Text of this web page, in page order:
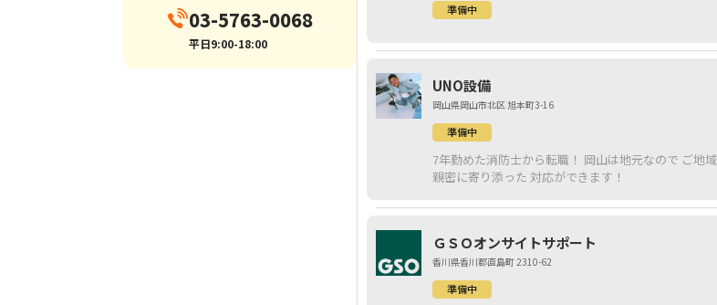
03-5763-0068
平日9:00-18:00
準備中
UNO設備
岡山県岡山市北区 旭本町3-16
準備中
7年勤めた消防士から転職！ 岡山は地元なので ご地域の方に
親密に寄り添った 対応ができます！
ＧＳＯオンサイトサポート
香川県香川郡直島町 2310-62
準備中